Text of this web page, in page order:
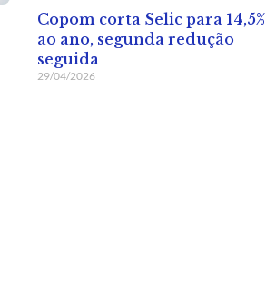
Copom corta Selic para 14,5%
ao ano, segunda redução
seguida
29/04/2026